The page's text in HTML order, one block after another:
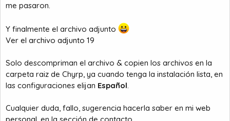
me pasaron.
Y finalmente el archivo adjunto
Ver el archivo adjunto 19
Solo descompriman el archivo & copien los archivos en la
carpeta raiz de Chyrp, ya cuando tenga la instalación lista, en
las configuraciones elijan Español.
Cualquier duda, fallo, sugerencia hacerla saber en mi web